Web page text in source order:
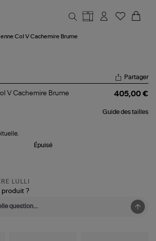
Col V Cachemire Brume
Partager
V Cachemire Brume 405,00 €
Guide des tailles
Épuisé
LULLI
produit ?